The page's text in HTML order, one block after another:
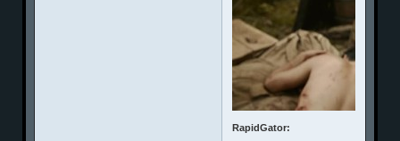
RapidGator: